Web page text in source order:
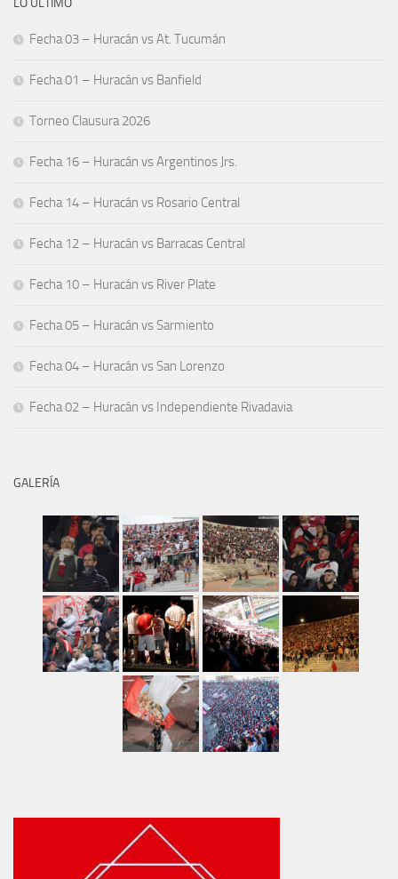
LO ÚLTIMO
Fecha 03 – Huracán vs At. Tucumán
Fecha 01 – Huracán vs Banfield
Torneo Clausura 2026
Fecha 16 – Huracán vs Argentinos Jrs.
Fecha 14 – Huracán vs Rosario Central
Fecha 12 – Huracán vs Barracas Central
Fecha 10 – Huracán vs River Plate
Fecha 05 – Huracán vs Sarmiento
Fecha 04 – Huracán vs San Lorenzo
Fecha 02 – Huracán vs Independiente Rivadavia
GALERÍA